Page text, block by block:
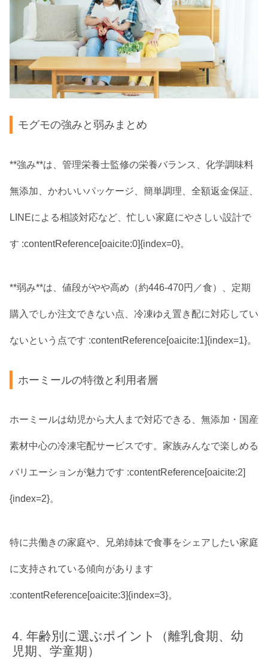
モグモの強みと弱みまとめ
**強み**は、管理栄養士監修の栄養バランス、化学調味料
無添加、かわいいパッケージ、簡単調理、全額返金保証、
LINEによる相談対応など、忙しい家庭にやさしい設計で
す :contentReference[oaicite:0]{index=0}。
**弱み**は、値段がやや高め（約446‑470円／食）、定期
購入でしか注文できない点、冷凍ゆえ置き配に対応してい
ないという点です :contentReference[oaicite:1]{index=1}。
ホーミールの特徴と利用者層
ホーミールは幼児から大人まで対応できる、無添加・国産
素材中心の冷凍宅配サービスです。家族みんなで楽しめる
バリエーションが魅力です :contentReference[oaicite:2]
{index=2}。
特に共働きの家庭や、兄弟姉妹で食事をシェアしたい家庭
に支持されている傾向があります
:contentReference[oaicite:3]{index=3}。
年齢別に選ぶポイント（離乳食期、幼
児期、学童期）